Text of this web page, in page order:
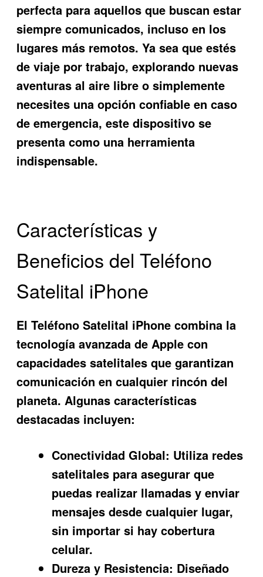
perfecta para aquellos que buscan estar
siempre comunicados, incluso en los
lugares más remotos. Ya sea que estés
de viaje por trabajo, explorando nuevas
aventuras al aire libre o simplemente
necesites una opción confiable en caso
de emergencia, este dispositivo se
presenta como una herramienta
indispensable.
Características y
Beneficios del Teléfono
Satelital iPhone
ElTeléfono Satelital iPhone combina la
tecnología avanzada de Apple con
capacidades satelitales que garantizan
comunicación en cualquier rincón del
planeta. Algunas características
destacadas incluyen:
Conectividad Global: Utiliza redes
satelitales para asegurar que
puedas realizar llamadas y enviar
mensajes desde cualquier lugar,
sin importar si hay cobertura
celular.
Dureza y Resistencia: Diseñado